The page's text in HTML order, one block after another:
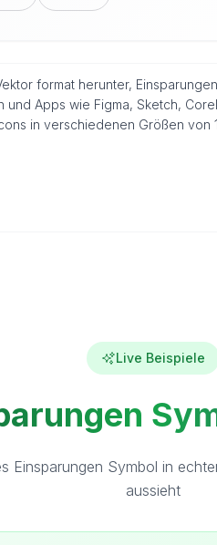
format herunter,
Apps wie Figma, Sketch,
in verschiedenen Größen von
Live Beispiele
Einsparungen Symbol in
aussieht